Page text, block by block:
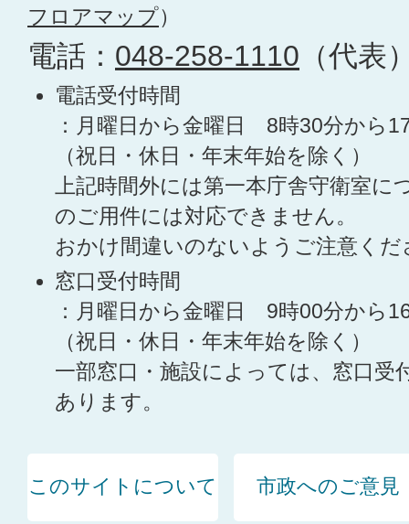
フロアマップ）
電話： 048-258-1110 （代表
電話受付時間
：月曜日から金曜日 8時30分から
（祝日・休日・年末年始を除く）
上記時間外には第一本庁舎守衛室に
のご用件には対応できません。
おかけ間違いのないようご注意くだ
窓口受付時間
：月曜日から金曜日 9時00分から
（祝日・休日・年末年始を除く）
一部窓口・施設によっては、窓口受
あります。
このサイトについて 市政へのご意見